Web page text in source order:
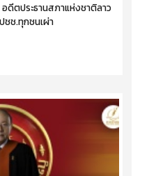
ดีตประธานสภาแห่งชาติลาว
ช.ทุกชนเผ่า